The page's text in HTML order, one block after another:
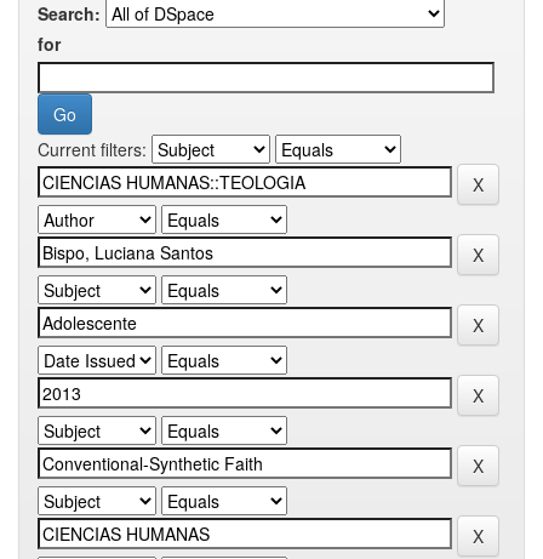
Search:
for
Current filters: